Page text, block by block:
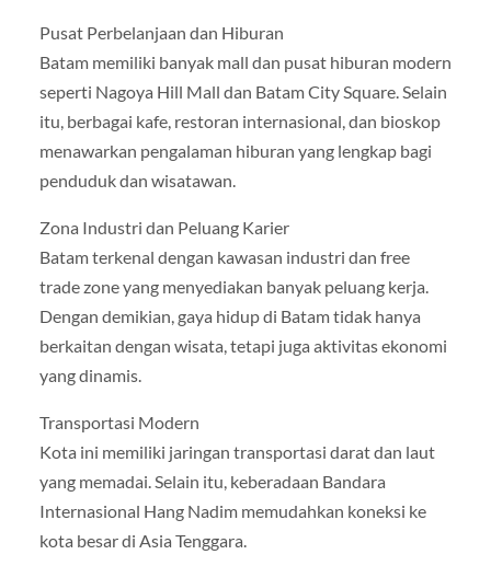
Pusat Perbelanjaan dan Hiburan
Batam memiliki banyak mall dan pusat hiburan modern
seperti Nagoya Hill Mall dan Batam City Square. Selain
itu, berbagai kafe, restoran internasional, dan bioskop
menawarkan pengalaman hiburan yang lengkap bagi
penduduk dan wisatawan.
Zona Industri dan Peluang Karier
Batam terkenal dengan kawasan industri dan free
trade zone yang menyediakan banyak peluang kerja.
Dengan demikian, gaya hidup di Batam tidak hanya
berkaitan dengan wisata, tetapi juga aktivitas ekonomi
yang dinamis.
Transportasi Modern
Kota ini memiliki jaringan transportasi darat dan laut
yang memadai. Selain itu, keberadaan Bandara
Internasional Hang Nadim memudahkan koneksi ke
kota besar di Asia Tenggara.